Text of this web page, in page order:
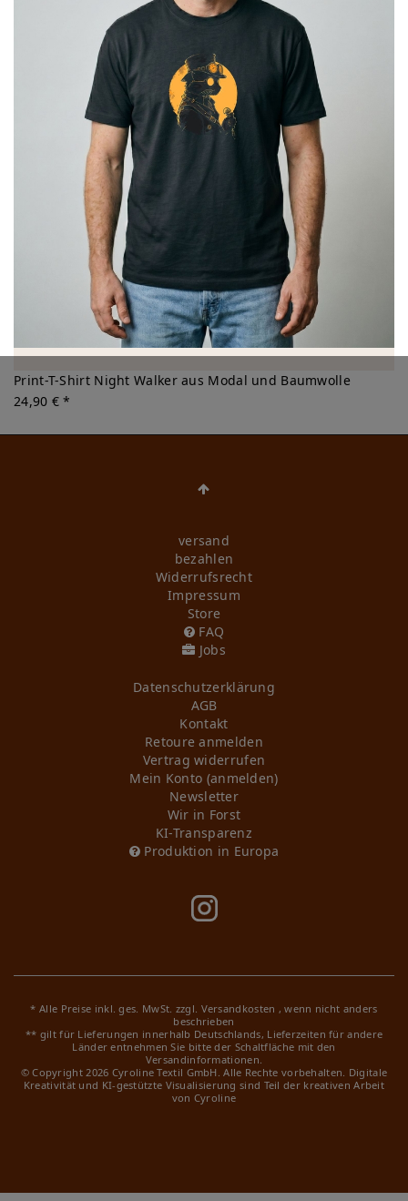
Print-T-Shirt Night Walker aus Modal und Baumwolle
24,90 € *
versand
bezahlen
Widerrufs­recht
Impressum
Store
FAQ
Jobs
Daten­schutz­erklärung
AGB
Kontakt
Retoure anmelden
Vertrag widerrufen
Mein Konto (anmelden)
Newsletter
Wir in Forst
KI-Transparenz
Produktion in Europa
* Alle Preise inkl. ges. MwSt. zzgl. Versandkosten , wenn nicht anders
beschrieben
** gilt für Lieferungen innerhalb Deutschlands, Lieferzeiten für andere
Länder entnehmen Sie bitte der Schaltfläche mit den
Versandinformationen.
© Copyright 2026 Cyroline Textil GmbH. Alle Rechte vorbehalten. Digitale
Kreativität und KI-gestützte Visualisierung sind Teil der kreativen Arbeit
von Cyroline